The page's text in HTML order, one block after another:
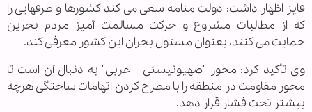
فایز اظهار داشت: دولت منامه سعی می کند کشورها و طرفهایی را
که از مطالبات مشروع و حرکت مسالمت آمیز مردم بحرین
حمایت می کنند، بعنوان مسئول بحران این کشور معرفی کند.
وی تأکید کرد: محور "صهیونیستی – عربی" به دنبال آن است تا
محور مقاومت در منطقه را با مطرح کردن اتهامات ساختگی هرچه
بیشتر تحت فشار قرار دهد.